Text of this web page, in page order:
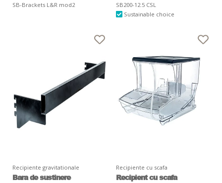
SB-Brackets L&R mod2
SB200-12.5 CSL
Sustainable choice
Recipiente gravitationale
Bara de sustinere
Recipiente cu scafa
Recipient cu scafa